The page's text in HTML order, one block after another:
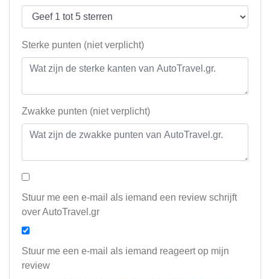
Sterke punten (niet verplicht)
Zwakke punten (niet verplicht)
Stuur me een e-mail als iemand een review schrijft
over AutoTravel.gr
Stuur me een e-mail als iemand reageert op mijn
review